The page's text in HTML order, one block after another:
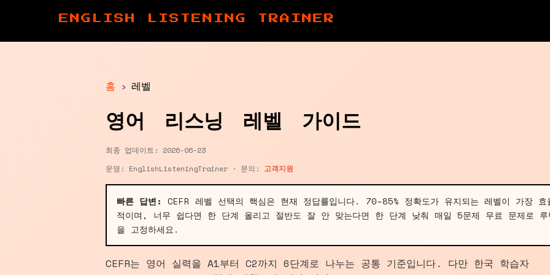
ENGLISH LISTENING TRAINER
홈 › 레벨
영어 리스닝 레벨 가이드
최종 업데이트: 2026-06-23
운영: EnglishListeningTrainer · 문의: 고객지원
빠른 답변: CEFR 레벨 선택의 핵심은 현재 정답률입니다. 70~85% 정확도가 유지되는 레벨이 가장 효
적이며, 너무 쉽다면 한 단계 올리고 절반도 잘 안 맞는다면 한 단계 낮춰 매일 5문제 무료 문제로 루
을 고정하세요.
CEFR는 영어 실력을 A1부터 C2까지 6단계로 나누는 공통 기준입니다. 다만 한국 학습자